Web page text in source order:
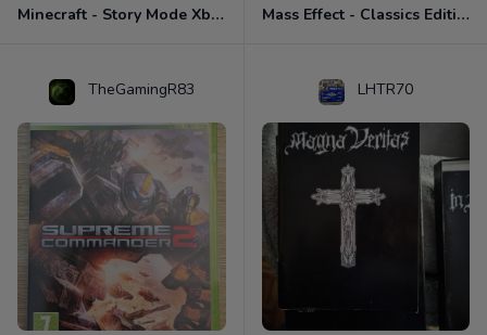
Minecraft - Story Mode Xbox 360 Mass Effect - Classics Edition Xbox 360
TheGamingR83 LHTR70